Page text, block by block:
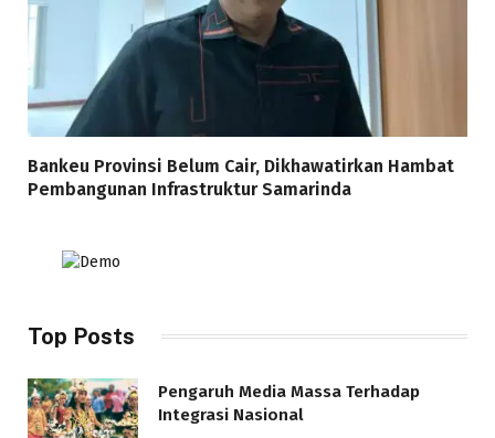
Bankeu Provinsi Belum Cair, Dikhawatirkan Hambat
Pembangunan Infrastruktur Samarinda
Top Posts
Pengaruh Media Massa Terhadap
Integrasi Nasional